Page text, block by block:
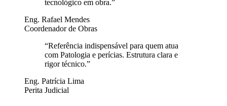
tecnológico em obra.”
Eng. Rafael Mendes
Coordenador de Obras
“Referência indispensável para quem atua
com Patologia e perícias. Estrutura clara e
rigor técnico.”
Eng. Patrícia Lima
Perita Judicial